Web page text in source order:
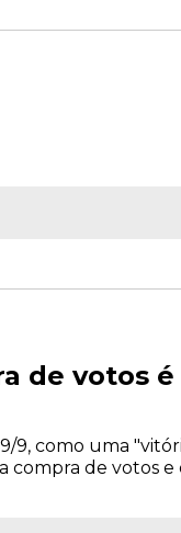
de votos
como uma
compra de votos